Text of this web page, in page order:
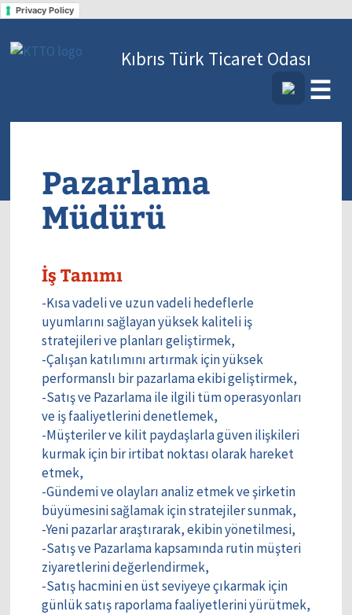
Privacy Policy
Kıbrıs Türk Ticaret Odası
☰
Pazarlama
Müdürü
İş Tanımı
-Kısa vadeli ve uzun vadeli hedeflerle
uyumlarını sağlayan yüksek kaliteli iş
stratejileri ve planları geliştirmek,
-Çalışan katılımını artırmak için yüksek
performanslı bir pazarlama ekibi geliştirmek,
-Satış ve Pazarlama ile ilgili tüm operasyonları
ve iş faaliyetlerini denetlemek,
-Müşteriler ve kilit paydaşlarla güven ilişkileri
kurmak için bir irtibat noktası olarak hareket
etmek,
-Gündemi ve olayları analiz etmek ve şirketin
büyümesini sağlamak için stratejiler sunmak,
-Yeni pazarlar araştırarak, ekibin yönetilmesi,
-Satış ve Pazarlama kapsamında rutin müşteri
ziyaretlerini değerlendirmek,
-Satış hacmini en üst seviyeye çıkarmak için
günlük satış raporlama faaliyetlerini yürütmek,